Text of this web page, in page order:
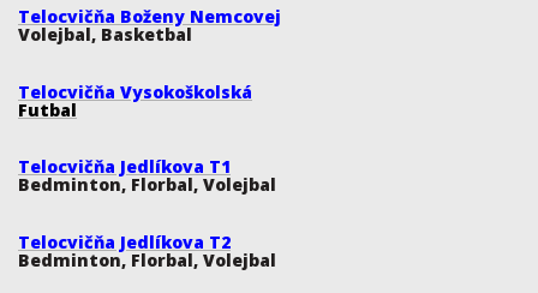
Telocvičňa Boženy Nemcovej
Volejbal, Basketbal
Telocvičňa Vysokoškolská
Futbal
Telocvičňa Jedlíkova T1
Bedminton, Florbal, Volejbal
Telocvičňa Jedlíkova T2
Bedminton, Florbal, Volejbal